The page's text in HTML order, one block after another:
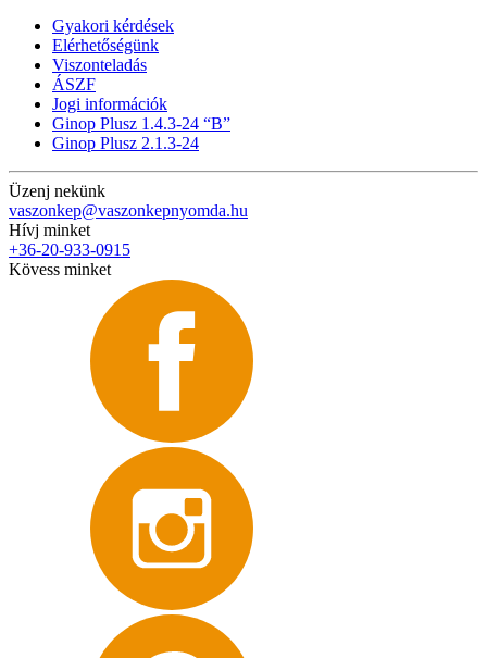
Gyakori kérdések
Elérhetőségünk
Viszonteladás
ÁSZF
Jogi információk
Ginop Plusz 1.4.3-24 “B”
Ginop Plusz 2.1.3-24
Üzenj nekünk
vaszonkep@vaszonkepnyomda.hu
Hívj minket
+36-20-933-0915
Kövess minket